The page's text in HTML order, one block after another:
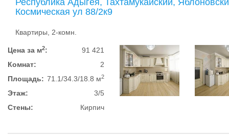
Республика Адыгея, Тахтамукайский,
Космическая ул 88/2к9
Квартиры, 2-комн.
Цена за м2:
91 421
Комнат:
2
Площадь: 71.1/34.3/18.8 м2
Этаж:
3/5
Стены:
Кирпич